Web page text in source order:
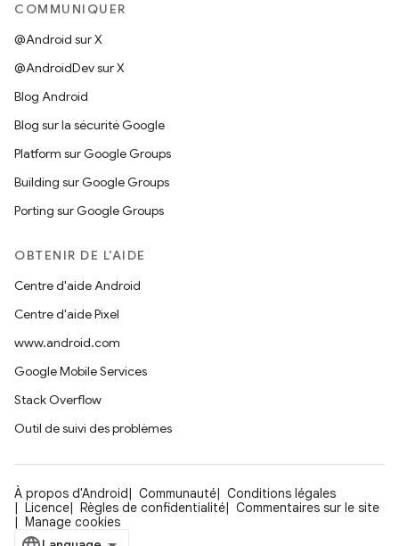
COMMUNIQUER
@Android sur X
@AndroidDev sur X
Blog Android
Blog sur la sécurité Google
Platform sur Google Groups
Building sur Google Groups
Porting sur Google Groups
OBTENIR DE L'AIDE
Centre d'aide Android
Centre d'aide Pixel
www.android.com
Google Mobile Services
Stack Overflow
Outil de suivi des problèmes
À propos d'Android Communauté
Conditions légales
Licence
Règles de confidentialité
Commentaires sur le site
Manage cookies